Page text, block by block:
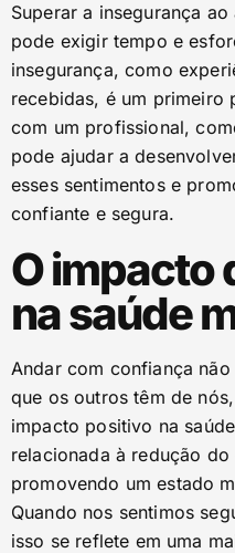
Superar a insegurança
pode exigir tempo e
insegurança, como
recebidas, é um primeiro
com um profissional,
pode ajudar a
esses sentimentos e
confiante e segura.
O impacto
na saúde
Andar com confiança
que os outros têm de
impacto positivo na
relacionada à redução
promovendo um estado
Quando nos sentimos
isso se reflete em uma